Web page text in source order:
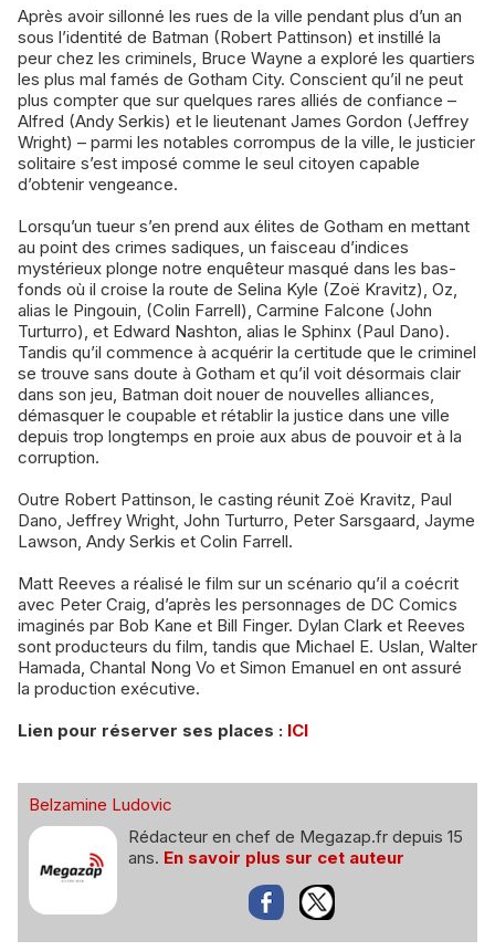
Après avoir sillonné les rues de la ville pendant plus d’un an
sous l’identité de Batman (Robert Pattinson) et instillé la
peur chez les criminels, Bruce Wayne a exploré les quartiers
les plus mal famés de Gotham City. Conscient qu’il ne peut
plus compter que sur quelques rares alliés de confiance –
Alfred (Andy Serkis) et le lieutenant James Gordon (Jeffrey
Wright) – parmi les notables corrompus de la ville, le justicier
solitaire s’est imposé comme le seul citoyen capable
d’obtenir vengeance.
Lorsqu’un tueur s’en prend aux élites de Gotham en mettant
au point des crimes sadiques, un faisceau d’indices
mystérieux plonge notre enquêteur masqué dans les bas-
fonds où il croise la route de Selina Kyle (Zoë Kravitz), Oz,
alias le Pingouin, (Colin Farrell), Carmine Falcone (John
Turturro), et Edward Nashton, alias le Sphinx (Paul Dano).
Tandis qu’il commence à acquérir la certitude que le criminel
se trouve sans doute à Gotham et qu’il voit désormais clair
dans son jeu, Batman doit nouer de nouvelles alliances,
démasquer le coupable et rétablir la justice dans une ville
depuis trop longtemps en proie aux abus de pouvoir et à la
corruption.
Outre Robert Pattinson, le casting réunit Zoë Kravitz, Paul
Dano, Jeffrey Wright, John Turturro, Peter Sarsgaard, Jayme
Lawson, Andy Serkis et Colin Farrell.
Matt Reeves a réalisé le film sur un scénario qu’il a coécrit
avec Peter Craig, d’après les personnages de DC Comics
imaginés par Bob Kane et Bill Finger. Dylan Clark et Reeves
sont producteurs du film, tandis que Michael E. Uslan, Walter
Hamada, Chantal Nong Vo et Simon Emanuel en ont assuré
la production exécutive.
Lien pour réserver ses places : ICI
Belzamine Ludovic
Rédacteur en chef de Megazap.fr depuis 15
ans. En savoir plus sur cet auteur